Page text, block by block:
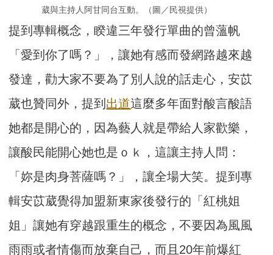
葳與主持人阿甘同台互動。（圖／民視提供）
提到專輯概念，睽違三年發行單曲的曾薀帆
「愛到你了嗎？」，讓她有感而發網路越來越
發達，勸大家不要為了別人說的話走心，安苡
葳也贊同外，提到 出道這麼多年面對酸言酸語
她都是開心的，因為藝人就是帶給人家歡樂，
讓酸民能開心她也是ｏｋ，這讓主持人問：
「妳是肉身菩薩嗎？」，讓全場大笑。提到專
輯安苡葳覺得加盟新東家後發行的「紅桃姐
姐」讓她有穿越跟重生的概念，不要因為風風
雨雨或者情傷而放棄自己，而且20年前爆紅